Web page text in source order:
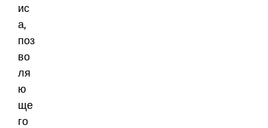
ис
а,
поз
во
ля
ю
ще
го